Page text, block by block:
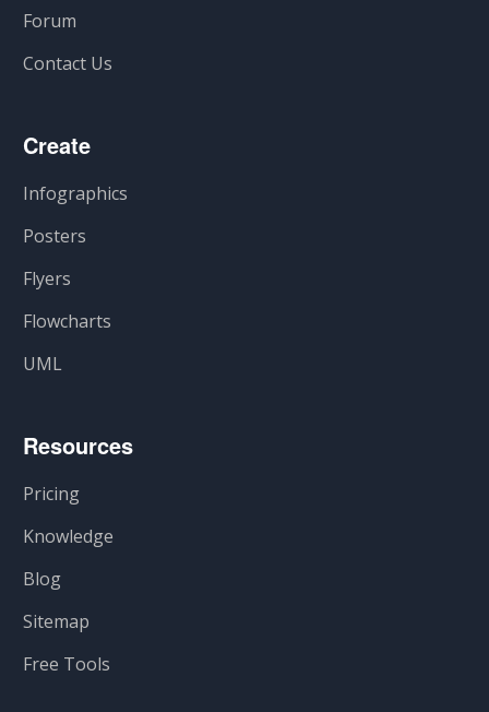
Forum
Contact Us
Create
Infographics
Posters
Flyers
Flowcharts
UML
Resources
Pricing
Knowledge
Blog
Sitemap
Free Tools